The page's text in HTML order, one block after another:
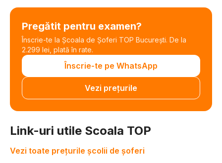
Pregătit pentru examen?
Înscrie-te la Școala de Șoferi TOP București. De la
2.299 lei, plată în rate.
Înscrie-te pe WhatsApp
Vezi prețurile
Link-uri utile Scoala TOP
Vezi toate prețurile școlii de șoferi